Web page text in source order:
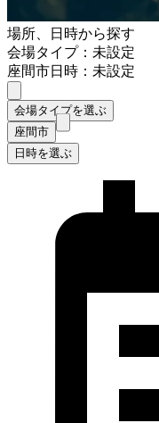
場所、日時から探す
会場タイプ：未設定
座間市日時：未設定
会場タイプを選ぶ
座間市
日時を選ぶ